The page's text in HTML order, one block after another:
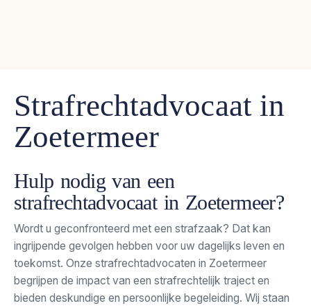
Strafrechtadvocaat in
Zoetermeer
Hulp nodig van een
strafrechtadvocaat in Zoetermeer?
Wordt u geconfronteerd met een strafzaak? Dat kan
ingrijpende gevolgen hebben voor uw dagelijks leven en
toekomst. Onze strafrechtadvocaten in Zoetermeer
begrijpen de impact van een strafrechtelijk traject en
bieden deskundige en persoonlijke begeleiding. Wij staan